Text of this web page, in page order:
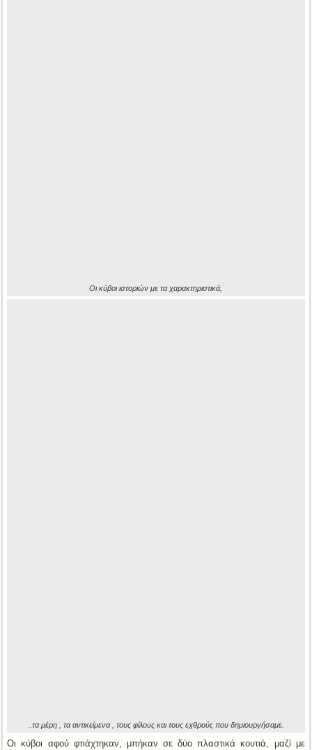
Οι κύβοι ιστοριών με τα χαρακτηριστικά,
..τα μέρη , τα αντικείμενα , τους φίλους και τους εχθρούς που δημιουργήσαμε.
Οι κύβοι αφού φτιάχτηκαν, μπήκαν σε δύο πλαστικά κουτιά, μαζί με